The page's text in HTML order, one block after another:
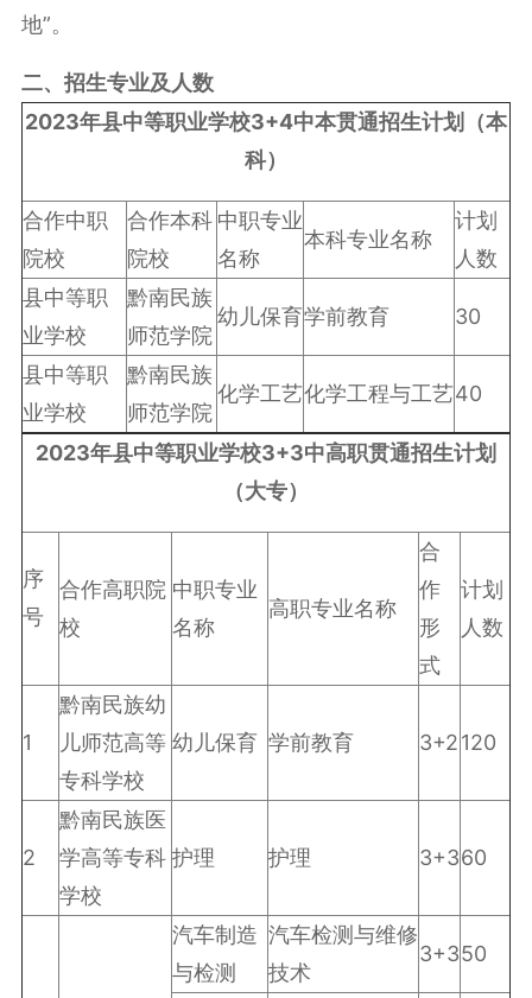
地”。
二、招生专业及人数
2023年县中等职业学校3+4中本贯通招生计划（本
科）
合作中职
院校
合作本科
院校
中职专业
名称
本科专业名称
计划
人数
县中等职
业学校
黔南民族
师范学院
幼儿保育学前教育 30
县中等职
业学校
黔南民族
师范学院
化学工艺化学工程与工艺40
2023年县中等职业学校3+3中高职贯通招生计划
（大专）
序
号
合作高职院
校
中职专业
名称
高职专业名称
合
作
形
式
计划
人数
1
黔南民族幼
儿师范高等
专科学校
幼儿保育 学前教育 3+2120
2
黔南民族医
学高等专科
学校
护理 护理 3+360
汽车制造
与检测
汽车检测与维修
技术
3+350